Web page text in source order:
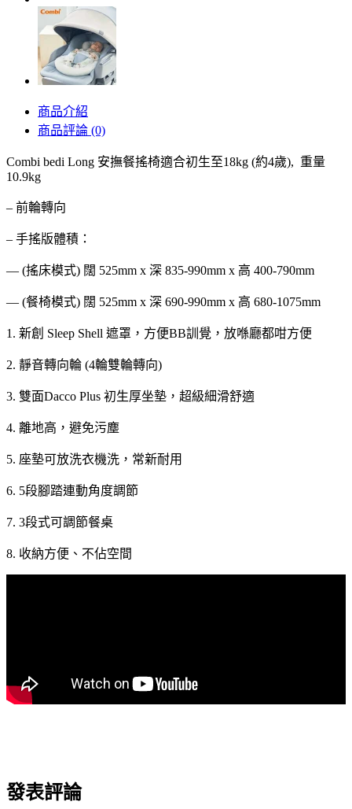
商品介紹
商品評論 (0)
Combi bedi Long 安撫餐搖椅適合初生至18kg (約4歲), 重量
10.9kg
– 前輪轉向
– 手搖版體積：
— (搖床模式) 闊 525mm x 深 835-990mm x 高 400-790mm
— (餐椅模式) 闊 525mm x 深 690-990mm x 高 680-1075mm
1. 新創 Sleep Shell 遮罩，方便BB訓覺，放喺廳都咁方便
2. 靜音轉向輪 (4輪雙輪轉向)
3. 雙面Dacco Plus 初生厚坐墊，超級細滑舒適
4. 離地高，避免污塵
5. 座墊可放洗衣機洗，常新耐用
6. 5段腳踏連動角度調節
7. 3段式可調節餐桌
8. 收納方便、不佔空間
發表評論